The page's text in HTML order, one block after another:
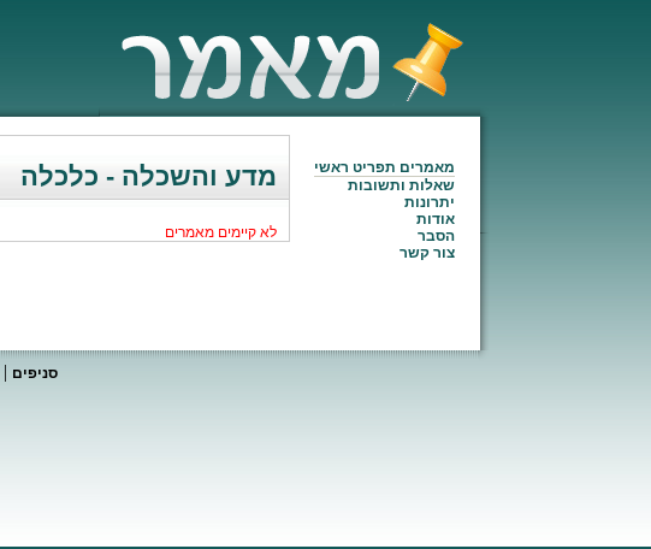
מדע והשכלה - כלכלה
לא קיימים מאמרים
מאמרים תפריט ראשי
שאלות ותשובות
יתרונות
אודות
הסבר
צור קשר
| סניפים